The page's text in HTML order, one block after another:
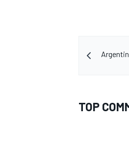
TOP